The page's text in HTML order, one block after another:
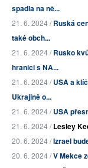
spadla na ně...
21. 6. 2024 /Ruská
také obch...
21. 6. 2024 /Rusko
hranici s NA...
21. 6. 2024 /USA a
Ukrajině o...
21. 6. 2024 /USA
21. 6. 2024 /Lesley
20. 6. 2024 /Izrael
20. 6. 2024 /V Mekce